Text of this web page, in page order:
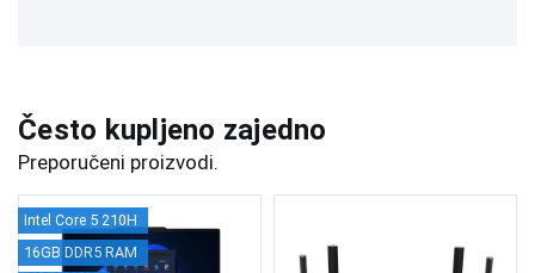
Često kupljeno zajedno
Preporučeni proizvodi.
Intel Core 5 210H
16GB DDR5 RAM